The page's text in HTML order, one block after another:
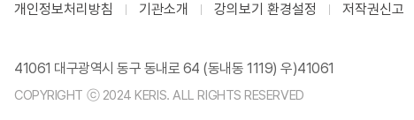
개인정보처리방침 기관소개 강의보기 환경설정 저작권신고
41061 대구광역시 동구 동내로 64 (동내동 1119) 우)41061
COPYRIGHT ⓒ 2024 KERIS. ALL RIGHTS RESERVED